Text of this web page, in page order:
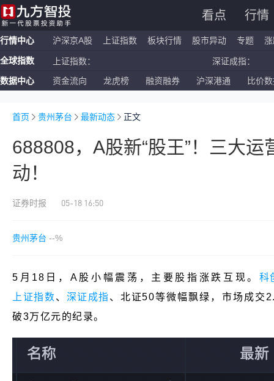
看点 行情
行情中心 沪深京A股 上证指数 板块行情 股市异动 专题
全球指数 上证指数： 深证成指：
恒生指数： 国企指数：
数据中心 资金流向 龙虎榜 融资融券 沪深港通 比价
首页 贵州茅台 最新动态 正文
688808，A股新“股王”！三大运
动！
证券时报 05-18 16:50
贵州茅台 --%
5月18 日，A股小幅震荡，主要股指涨跌互现。 科
上证指数、 深证成指、北证50等微幅飘绿，市场成交
破3万亿元的纪录。